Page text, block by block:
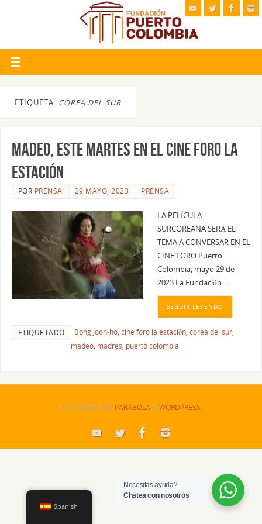
ETIQUETA: COREA DEL SUR
MADEO, ESTE MARTES EN EL CINE FORO LA
ESTACIÓN
POR PRENSA 29 MAYO, 2023 PRENSA
LA PELÍCULA
SURCOREANA SERÁ EL
TEMA A CONVERSAR EN EL
CINE FORO Puerto
Colombia, mayo 29 de
2023 La Fundación…
SEGUIR LEYENDO
ETIQUETADO Bong Joon-ho, cine foro la estación, corea del sur,
madeo, madres, puerto colombia
FUNCIONA CON PARABOLA&WORDPRESS.
Spanish
Necesitas ayuda?
Chatea con nosotros